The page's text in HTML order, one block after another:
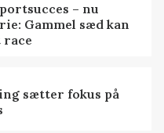
– nu
Gammel sæd kan
race
sætter fokus på